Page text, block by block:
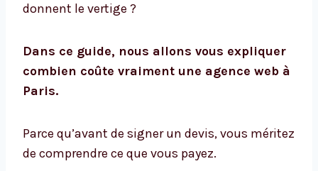
donnent le vertige ?
Dans ce guide, nous allons vous expliquer
combien coûte vraiment une agence web à
Paris.
Parce qu’avant de signer un devis, vous méritez
de comprendre ce que vous payez.